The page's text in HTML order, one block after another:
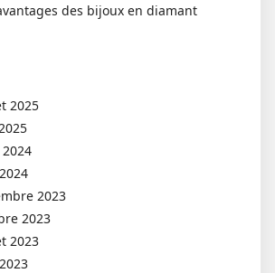
des bijoux en diamant
2025
2023
2023
2023